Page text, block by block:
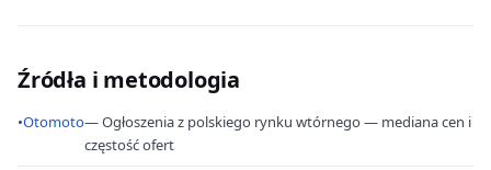
Źródła i metodologia
•Otomoto— Ogłoszenia z polskiego rynku wtórnego — mediana cen i
częstość ofert